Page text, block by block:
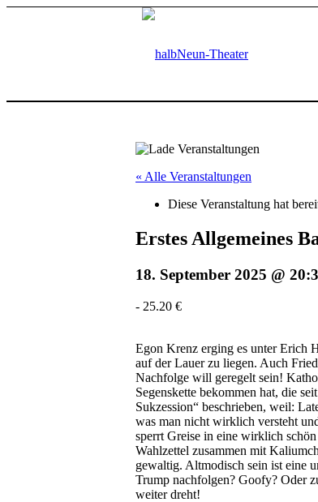
« Alle Veranstaltungen
Diese Veranstaltung hat
Erstes Allgemeines
18. September 2025 @
- 25.20 €
Egon Krenz erging es unter Erich
auf der Lauer zu liegen. Auch
Nachfolge will geregelt sein!
Segenskette bekommen hat, die
Sukzession“ beschrieben, weil:
was man nicht wirklich versteht
sperrt Greise in eine wirklich
Wahlzettel zusammen mit
gewaltig. Altmodisch sein ist eine
Trump nachfolgen? Goofy? Oder
weiter dreht!